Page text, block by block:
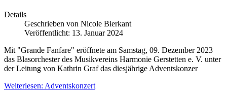
Details
Geschrieben von Nicole Bierkant
Veröffentlicht: 13. Januar 2024
Mit "Grande Fanfare" eröffnete am Samstag, 09. Dezember 2023
das Blasorchester des Musikvereins Harmonie Gerstetten e. V. unter
der Leitung von Kathrin Graf das diesjährige Adventskonzer
Weiterlesen: Adventskonzert